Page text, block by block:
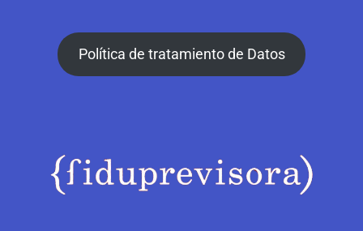
Política de tratamiento de Datos